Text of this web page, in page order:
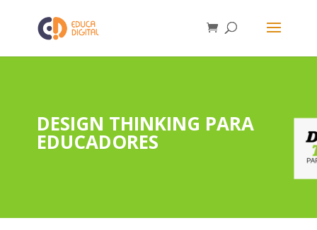
DESIGN THINKING PARA
EDUCADORES